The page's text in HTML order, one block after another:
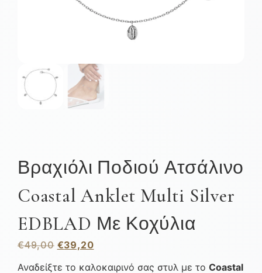
Βραχιόλι Ποδιού Ατσάλινο
Coastal Anklet Multi Silver
EDBLAD Με Κοχύλια
€49,00 €39,20
Αναδείξτε το καλοκαιρινό σας στυλ με το Coastal